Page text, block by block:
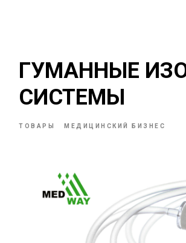
ГУМАННЫЕ
СИСТЕМЫ
ТОВАРЫ МЕДИЦИНСКИЙ БИЗНЕС